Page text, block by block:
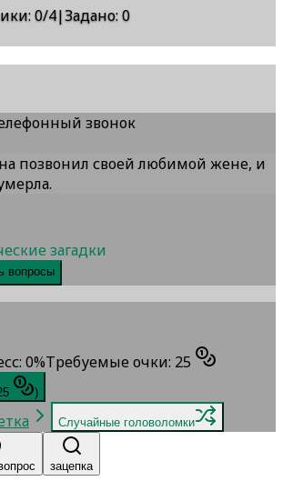
:0/4|Задано:0
звонок
позвонил своей любимой жене, и
загадки
вопросы
: 0%Требуемые очки: 25
)
Случайные головоломки
зацепка